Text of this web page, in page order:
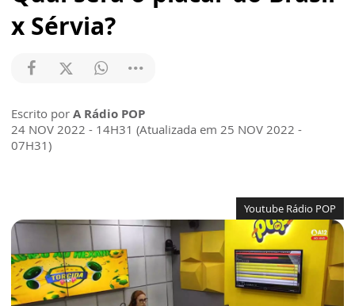
x Sérvia?
Escrito por A Rádio POP
24 NOV 2022 - 14H31 (Atualizada em 25 NOV 2022 -
07H31)
Youtube Rádio POP